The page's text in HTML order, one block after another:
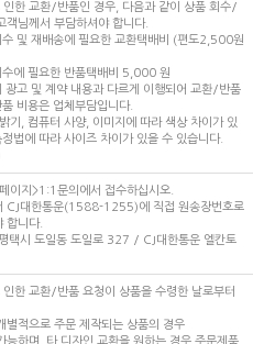
인한 교환/반품인 경우, 다음과 같이 상품 회수/
객님께서 부담하셔야 합니다.
및 재배송에 필요한 교환택배비 (편도2,500원
수에 필요한 반품택배비 5,000 원
광고 및 계약 내용과 다르게 이행되어 교환/반품
비용은 업체부담입니다.
기, 컴퓨터 사양, 이미지에 따라 색상 차이가 있
법에 따라 사이즈 차이가 있을 수 있습니다.
이지>1:1문의에서 접수하십시오.
CJ대한통운(1588-1255)에 직접 원송장번호로
합니다.
택시 도일동 도일로 327 / CJ대한통운 엘칸토
한 교환/반품 요청이 상품을 수령한 날로부터
별적으로 주문 제작되는 상품의 경우